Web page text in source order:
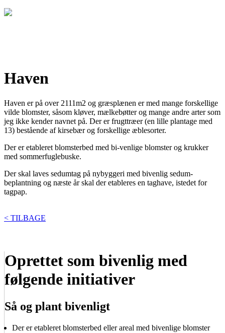
Haven
Haven er på over 2111m2 og græsplænen er med mange forskellige
vilde blomster, såsom kløver, mælkebøtter og mange andre arter som
jeg ikke kender navnet på. Der er frugttræer (en lille plantage med
13) bestående af kirsebær og forskellige æblesorter.
Der er etableret blomsterbed med bi-venlige blomster og krukker
med sommerfuglebuske.
Der skal laves sedumtag på nybyggeri med bivenlig sedum-
beplantning og næste år skal der etableres en taghave, istedet for
tagpap.
< TILBAGE
Oprettet som bivenlig med
følgende initiativer
Så og plant bivenligt
Der er etableret blomsterbed eller areal med bivenlige blomster